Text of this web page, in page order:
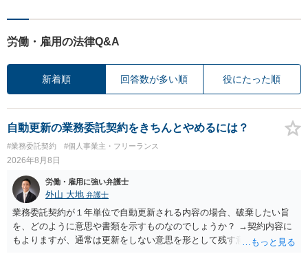
労働・雇用の法律Q&A
新着順 回答数が多い順 役にたった順
自動更新の業務委託契約をきちんとやめるには？
#業務委託契約 #個人事業主・フリーランス
2026年8月8日
労働・雇用に強い弁護士
外山 大地 弁護士
業務委託契約が１年単位で自動更新される内容の場合、破棄したい旨
を、どのように意思や書類を示すものなのでしょうか？ →契約内容に
もよりますが、通常は更新をしない意思を形として残す意味で、書面